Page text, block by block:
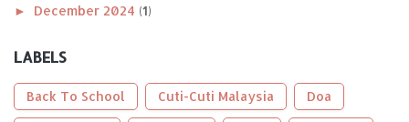
► December 2024 (1)
► October 2024
► April 2024 (1)
►January 2024(2)
LABELS
Back To School Cuti-Cuti Malaysia Doa